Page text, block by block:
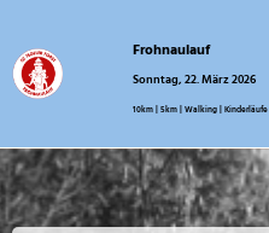
springen
Frohnaulauf
Sonntag, 22. März 2026
10km | 5km | Walking | Kinderläufe